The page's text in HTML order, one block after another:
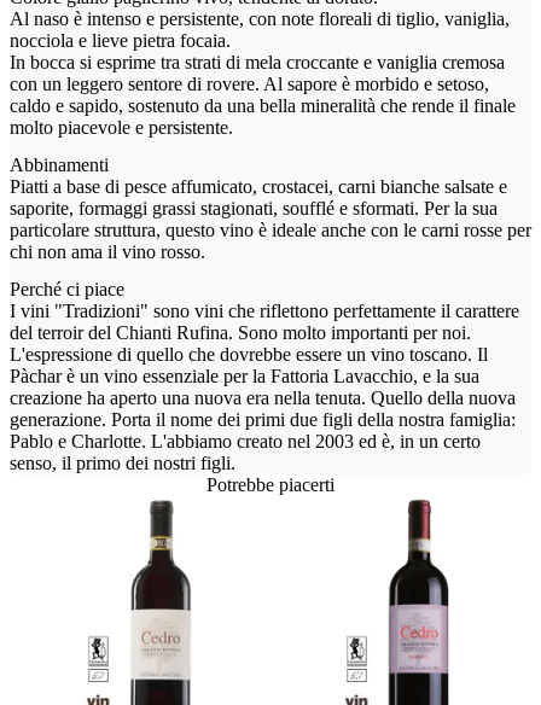
Al naso è intenso e persistente, con note floreali di tiglio, vaniglia,
nocciola e lieve pietra focaia.
In bocca si esprime tra strati di mela croccante e vaniglia cremosa
con un leggero sentore di rovere. Al sapore è morbido e setoso,
caldo e sapido, sostenuto da una bella mineralità che rende il finale
molto piacevole e persistente.
Abbinamenti
Piatti a base di pesce affumicato, crostacei, carni bianche salsate e
saporite, formaggi grassi stagionati, soufflé e sformati. Per la sua
particolare struttura, questo vino è ideale anche con le carni rosse per
chi non ama il vino rosso.
Perché ci piace
I vini "Tradizioni" sono vini che riflettono perfettamente il carattere
del terroir del Chianti Rufina. Sono molto importanti per noi.
L'espressione di quello che dovrebbe essere un vino toscano. Il
Pàchar è un vino essenziale per la Fattoria Lavacchio, e la sua
creazione ha aperto una nuova era nella tenuta. Quello della nuova
generazione. Porta il nome dei primi due figli della nostra famiglia:
Pablo e Charlotte. L'abbiamo creato nel 2003 ed è, in un certo
senso, il primo dei nostri figli.
Potrebbe piacerti